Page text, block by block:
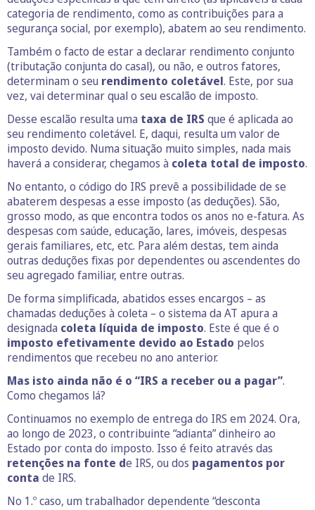
categoria de rendimento, como as contribuições para a
segurança social, por exemplo), abatem ao seu rendimento.
Também o facto de estar a declarar rendimento conjunto
(tributação conjunta do casal), ou não, e outros fatores,
determinam o seu rendimento coletável. Este, por sua
vez, vai determinar qual o seu escalão de imposto.
Desse escalão resulta uma taxa de IRS que é aplicada ao
seu rendimento coletável. E, daqui, resulta um valor de
imposto devido. Numa situação muito simples, nada mais
haverá a considerar, chegamos à coleta total de imposto.
No entanto, o código do IRS prevê a possibilidade de se
abaterem despesas a esse imposto (as deduções). São,
grosso modo, as que encontra todos os anos no e-fatura. As
despesas com saúde, educação, lares, imóveis, despesas
gerais familiares, etc, etc. Para além destas, tem ainda
outras deduções fixas por dependentes ou ascendentes do
seu agregado familiar, entre outras.
De forma simplificada, abatidos esses encargos – as
chamadas deduções à coleta – o sistema da AT apura a
designada coleta líquida de imposto. Este é que é o
imposto efetivamente devido ao Estado pelos
rendimentos que recebeu no ano anterior.
Mas isto ainda não é o “IRS a receber ou a pagar”.
Como chegamos lá?
Continuamos no exemplo de entrega do IRS em 2024. Ora,
ao longo de 2023, o contribuinte “adianta” dinheiro ao
Estado por conta do imposto. Isso é feito através das
retenções na fonte de IRS, ou dos pagamentos por
conta de IRS.
No 1.º caso, um trabalhador dependente “desconta